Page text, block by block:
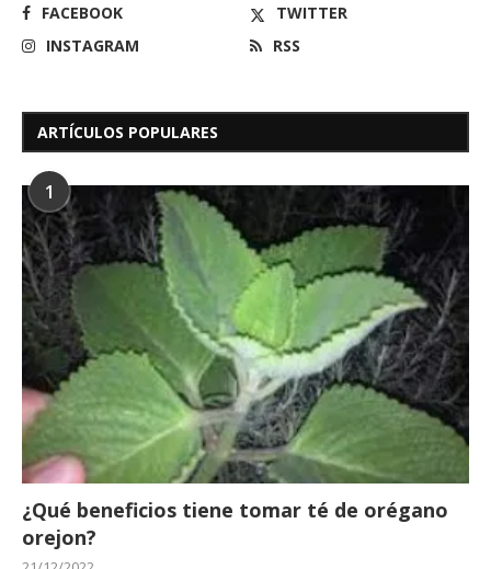
FACEBOOK
TWITTER
INSTAGRAM
RSS
ARTÍCULOS POPULARES
1
¿Qué beneficios tiene tomar té de orégano
orejon?